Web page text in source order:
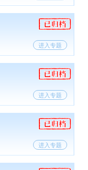
进入专题
进入专题
进入专题